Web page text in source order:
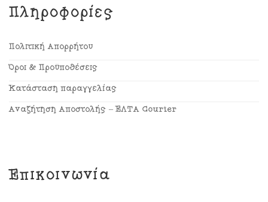
Πληροφορίες
Πολιτική Απορρήτου
Όροι & Προϋποθέσεις
Κατάσταση παραγγελίας
Αναζήτηση Αποστολής – ΕΛΤΑ Courier
Επικοινωνία